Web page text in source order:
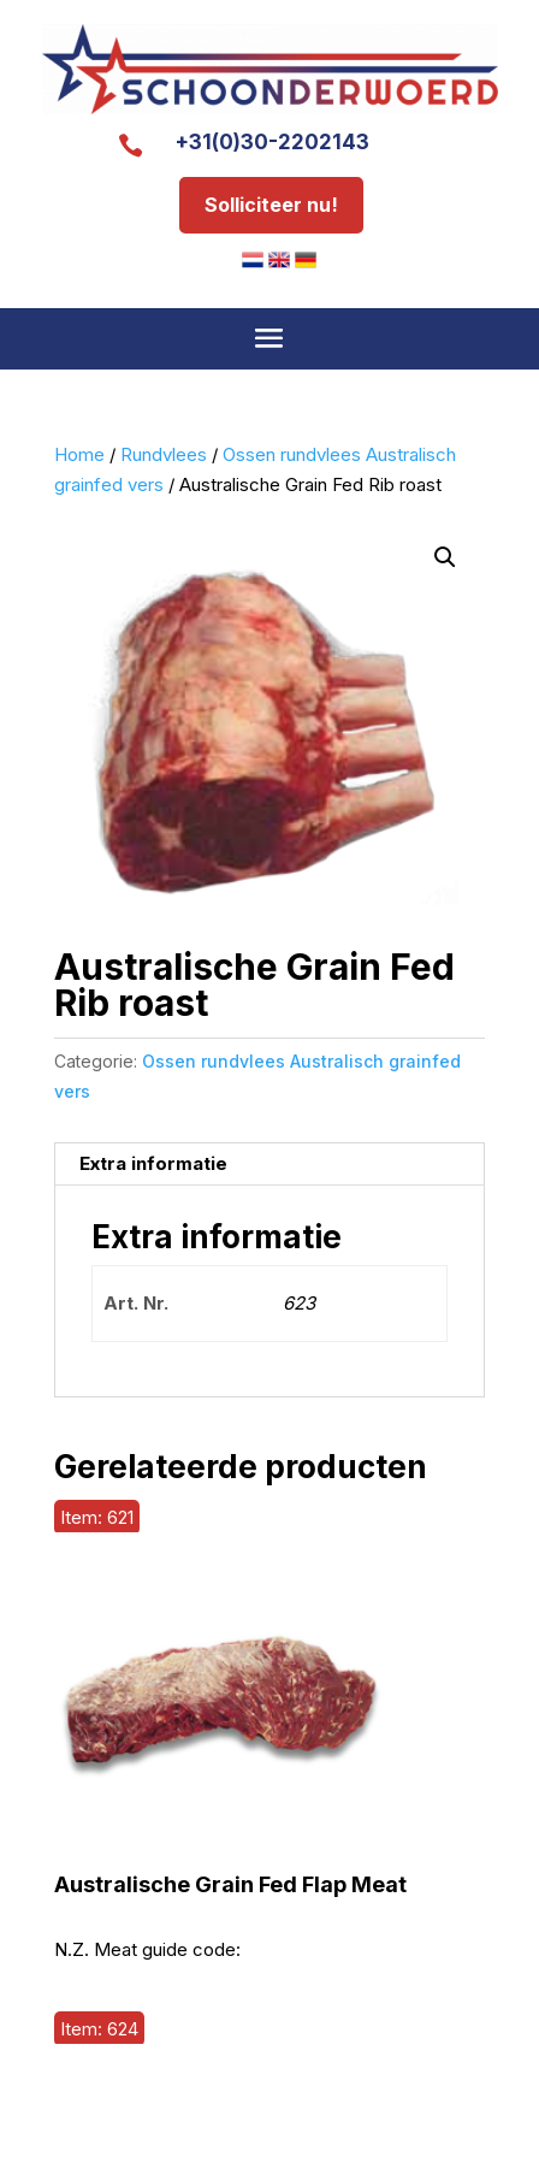
 +31(0)30-2202143
Solliciteer nu!
Home / Rundvlees / Ossen rundvlees Australisch
grainfed vers / Australische Grain Fed Rib roast
Australische Grain Fed
Rib roast
Categorie: Ossen rundvlees Australisch grainfed
vers
Extra informatie
Extra informatie
Art. Nr. 623
Gerelateerde producten
Item: 621
Australische Grain Fed Flap Meat
N.Z. Meat guide code:
Item: 624